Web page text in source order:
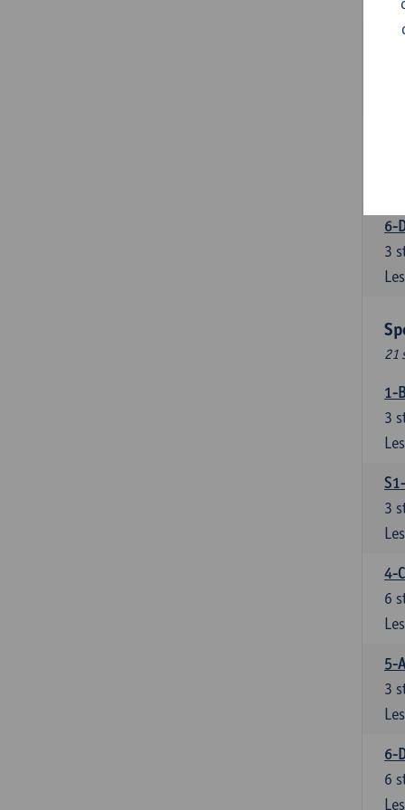
6-
3
21
1-
3
3
4-
6
5-
3
6-
6